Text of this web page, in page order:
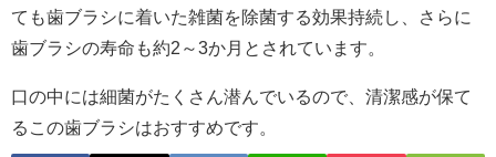
ても歯ブラシに着いた雑菌を除菌する効果持続し、さらに
歯ブラシの寿命も約2～3か月とされています。
口の中には細菌がたくさん潜んでいるので、清潔感が保て
るこの歯ブラシはおすすめです。